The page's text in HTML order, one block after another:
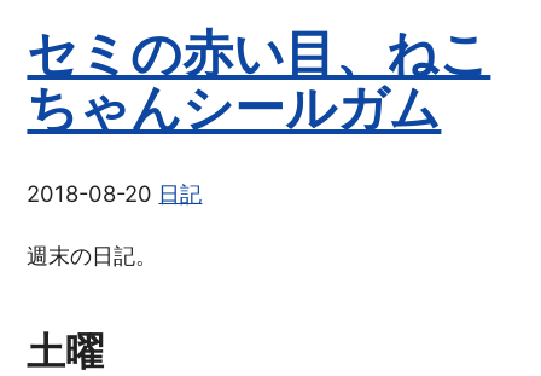
セミの赤い目、ねこ
ちゃんシールガム
2018-08-20 日記
週末の日記。
土曜